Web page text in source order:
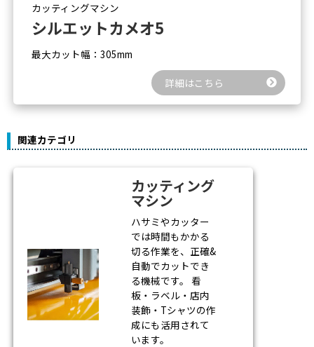
カッティングマシン
シルエットカメオ5
最大カット幅：305mm
詳細はこちら
関連カテゴリ
カッティング
マシン
ハサミやカッター
では時間もかかる
切る作業を、正確&
自動でカットでき
る機械です。 看
板・ラベル・店内
装飾・Tシャツの作
成にも活用されて
います。